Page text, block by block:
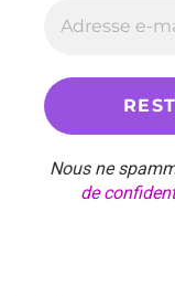
Nous ne
de